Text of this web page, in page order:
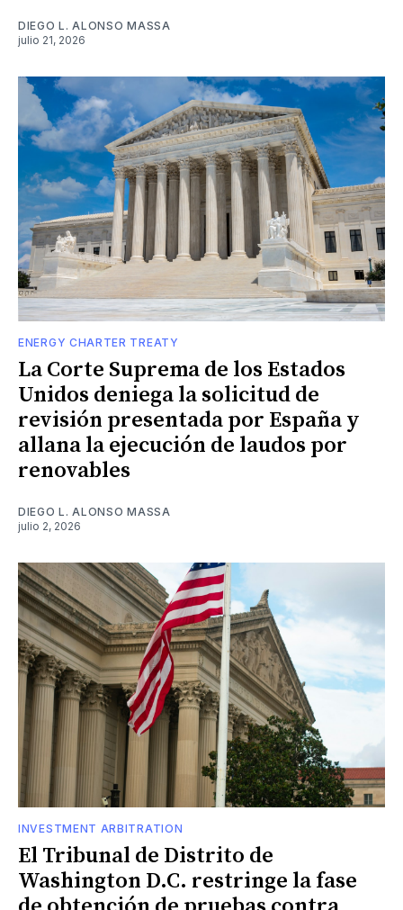
DIEGO L. ALONSO MASSA
julio 21, 2026
ENERGY CHARTER TREATY
La Corte Suprema de los Estados
Unidos deniega la solicitud de
revisión presentada por España y
allana la ejecución de laudos por
renovables
DIEGO L. ALONSO MASSA
julio 2, 2026
INVESTMENT ARBITRATION
El Tribunal de Distrito de
Washington D.C. restringe la fase